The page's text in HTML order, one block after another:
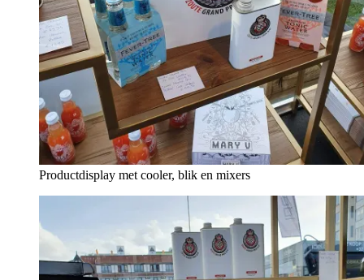
Productdisplay met cooler, blik en mixers